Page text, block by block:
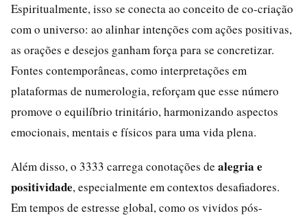
Espiritualmente, isso se conecta ao conceito de co-criação
com o universo: ao alinhar intenções com ações positivas,
as orações e desejos ganham força para se concretizar.
Fontes contemporâneas, como interpretações em
plataformas de numerologia, reforçam que esse número
promove o equilíbrio trinitário, harmonizando aspectos
emocionais, mentais e físicos para uma vida plena.
Além disso, o 3333 carrega conotações de alegria e
positividade, especialmente em contextos desafiadores.
Em tempos de estresse global, como os vividos pós-